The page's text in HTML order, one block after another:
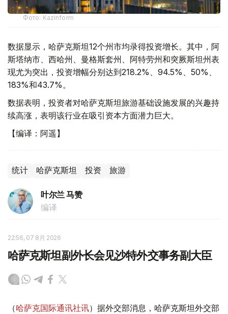
Фото: Kazinform
数据显示，哈萨克斯坦12个州市均录得投资增长。其中，阿
斯塔纳市、西哈州、曼格斯套州、阿特劳州和突厥斯坦州表
现尤为突出，投资增幅分别达到218.2%、94.5%、50%、
183%和43.7%。
数据表明，投资者对哈萨克斯坦旅游基础设施发展的兴趣持
续高涨，表明该行业在吸引资本方面潜力巨大。
【编译：阿遥】
统计 哈萨克斯坦 投资 旅游
叶尔兰 马赞
编译
22:56, 07 8月 2026
哈萨克斯坦副外长会见沙特外交事务副大臣
（哈萨克国际通讯社讯）据外交部消息，哈萨克斯坦外交部